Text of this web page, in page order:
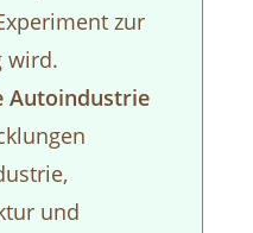
zur
wird.
Autoindustrie
und